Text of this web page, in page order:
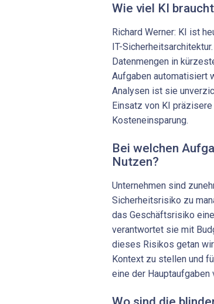
Wie viel KI
Richard Werner: KI ist
IT-
Datenmengen in
Aufgaben automatisiert
Analysen ist sie
Einsatz von KI
Kosteneinsparung.
Bei welchen
Nutzen?
Unternehmen sind
Sicherheitsrisiko zu
das Geschäftsrisiko
verantwortet sie mit
dieses Risikos getan
Kontext zu stellen und
eine der Hauptaufgaben